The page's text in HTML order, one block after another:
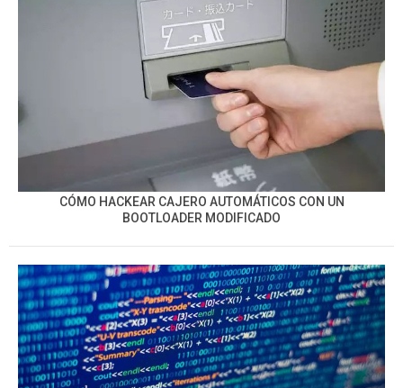
CÓMO HACKEAR CAJERO AUTOMÁTICOS CON UN
BOOTLOADER MODIFICADO